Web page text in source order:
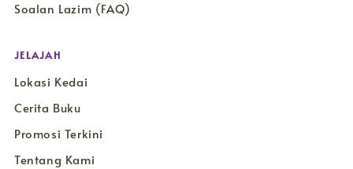
Soalan Lazim (FAQ)
JELAJAH
Lokasi Kedai
Cerita Buku
Promosi Terkini
Tentang Kami